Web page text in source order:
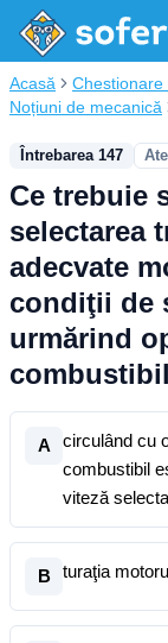
Acasă Chestionare
Noțiuni de mecanică
Întrebarea 147
Ce trebuie
selectarea
adecvate
condiţii de
urmărind
A
circulând cu
combustibil
viteză
B turaţia